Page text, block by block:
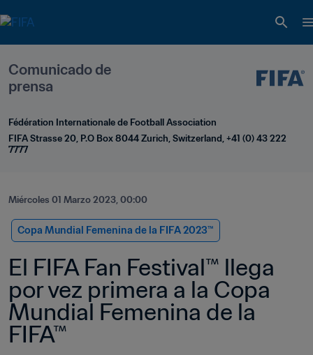
Comunicado de
prensa
Fédération Internationale de Football Association
FIFA Strasse 20, P.O Box 8044 Zurich, Switzerland, +41 (0) 43 222
7777
Miércoles 01 Marzo 2023, 00:00
Copa Mundial Femenina de la FIFA 2023™
El FIFA Fan Festival™ llega
por vez primera a la Copa
Mundial Femenina de la
FIFA™